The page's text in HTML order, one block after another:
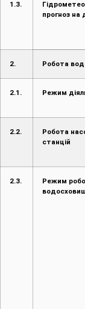
1.3.
прогноз на
2. Робота
2.1. Режим
2.2.
Робота
станцій
2.3.
Режим